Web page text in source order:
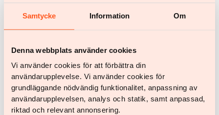
Samtycke Information Om
Denna webbplats använder cookies
Vi använder cookies för att förbättra din
användarupplevelse. Vi använder cookies för
grundläggande nödvändig funktionalitet, anpassning av
användarupplevelsen, analys och statik, samt anpassad,
riktad och relevant annonsering.
Pon objetivos que se sientan realistas y manejables. Los
primeros pasos suelen requerir más energía, pero cada
sensación de logro genera nueva motivación.
Crear nuevos hábitos también significa salir de tu zona de
confort. Por eso, el malestar que puedas sentir al
principio no es un signo de fracaso, sino una señal de que
estás cambiando. Cuantas más veces repitas el nuevo
comportamiento, más fácil y natural se volverá.